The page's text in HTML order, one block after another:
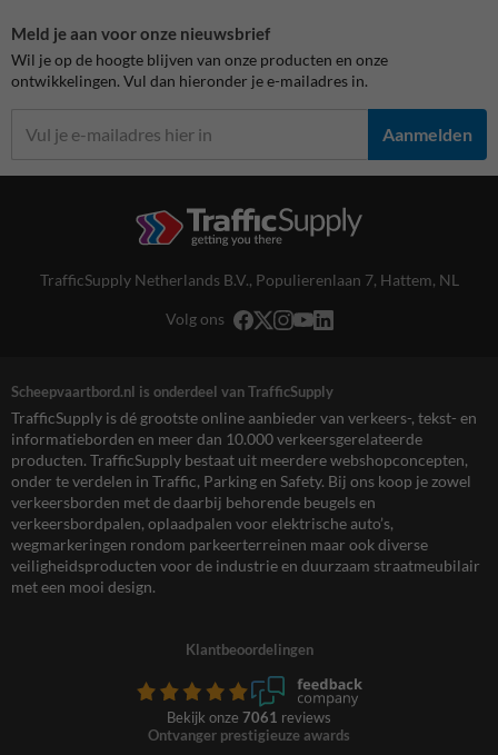
Meld je aan voor onze nieuwsbrief
Wil je op de hoogte blijven van onze producten en onze
ontwikkelingen. Vul dan hieronder je e-mailadres in.
Aanmelden
TrafficSupply Netherlands B.V., Populierenlaan 7, Hattem, NL
Volg ons
Scheepvaartbord.nl is onderdeel van TrafficSupply
TrafficSupply is dé grootste online aanbieder van verkeers-, tekst- en
informatieborden en meer dan 10.000 verkeersgerelateerde
producten. TrafficSupply bestaat uit meerdere webshopconcepten,
onder te verdelen in Traffic, Parking en Safety. Bij ons koop je zowel
verkeersborden met de daarbij behorende beugels en
verkeersbordpalen, oplaadpalen voor elektrische auto’s,
wegmarkeringen rondom parkeerterreinen maar ook diverse
veiligheidsproducten voor de industrie en duurzaam straatmeubilair
met een mooi design.
Klantbeoordelingen
Bekijk onze 7061 reviews
Ontvanger prestigieuze awards